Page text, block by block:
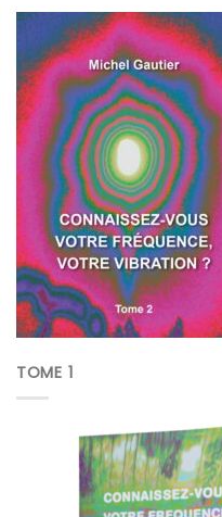
TOME 1